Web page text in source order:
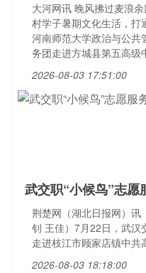
大河网讯 晚风拂过麦浪
村学子暑期文化生活，打
河南师范大学政治与公共
务团走进方城县第五高级
2026-08-03 17:51:00
武交职“小候鸟”志
荆楚网（湖北日报网）讯
钊 王佳）7月22日，武汉
走进枝江市顾家店镇中共
2026-08-03 18:18:00